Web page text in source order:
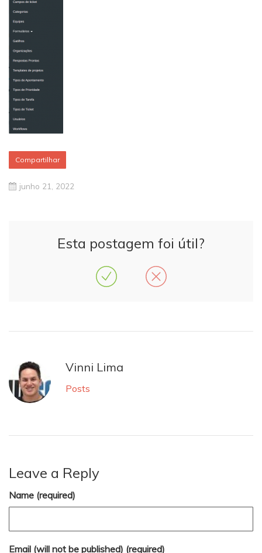
Compartilhar
junho 21, 2022
Esta postagem foi útil?
Vinni Lima
Posts
Leave a Reply
Name (required)
Email (will not be published) (required)